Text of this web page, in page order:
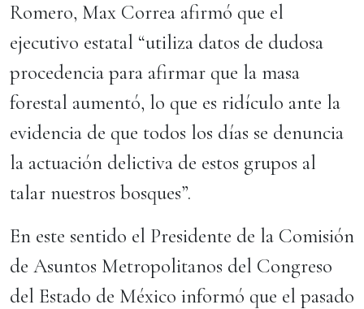
Romero, Max Correa afirmó que el
ejecutivo estatal “utiliza datos de dudosa
procedencia para afirmar que la masa
forestal aumentó, lo que es ridículo ante la
evidencia de que todos los días se denuncia
la actuación delictiva de estos grupos al
talar nuestros bosques”.
En este sentido el Presidente de la Comisión
de Asuntos Metropolitanos del Congreso
del Estado de México informó que el pasado